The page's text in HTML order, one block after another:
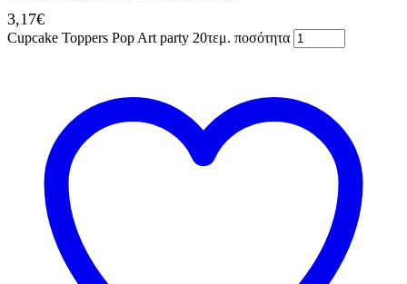
3,17€
Cupcake Toppers Pop Art party 20τεμ. ποσότητα